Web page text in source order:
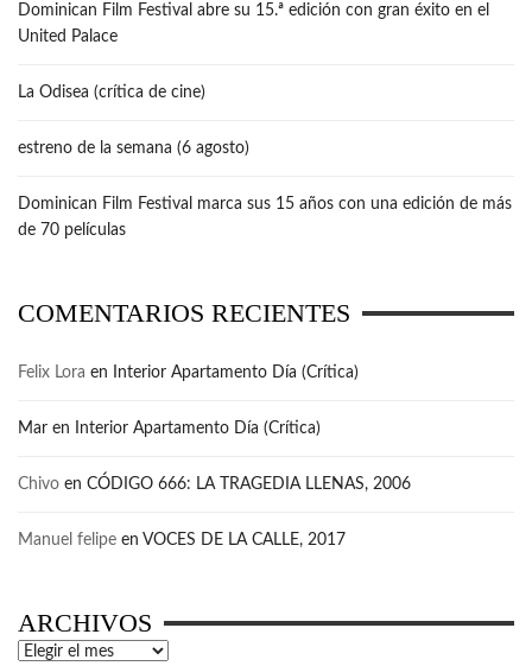
Dominican Film Festival abre su 15.ª edición con gran éxito en el
United Palace
La Odisea (crítica de cine)
estreno de la semana (6 agosto)
Dominican Film Festival marca sus 15 años con una edición de más
de 70 películas
COMENTARIOS RECIENTES
Felix Lora en Interior Apartamento Día (Crítica)
Mar en Interior Apartamento Día (Crítica)
Chivo en CÓDIGO 666: LA TRAGEDIA LLENAS, 2006
Manuel felipe en VOCES DE LA CALLE, 2017
ARCHIVOS
Archivos